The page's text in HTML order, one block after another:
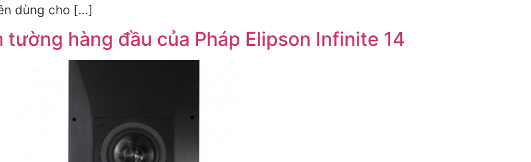
dùng cho […]
tường hàng đầu của Pháp Elipson Infinite 14